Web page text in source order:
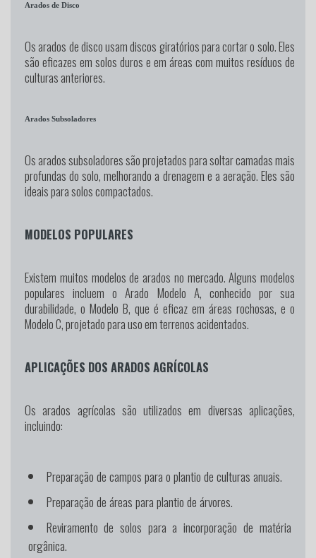
Arados de Disco
Os arados de disco usam discos giratórios para cortar o solo. Eles
são eficazes em solos duros e em áreas com muitos resíduos de
culturas anteriores.
Arados Subsoladores
Os arados subsoladores são projetados para soltar camadas mais
profundas do solo, melhorando a drenagem e a aeração. Eles são
ideais para solos compactados.
MODELOS POPULARES
Existem muitos modelos de arados no mercado. Alguns modelos
populares incluem o Arado Modelo A, conhecido por sua
durabilidade, o Modelo B, que é eficaz em áreas rochosas, e o
Modelo C, projetado para uso em terrenos acidentados.
APLICAÇÕES DOS ARADOS AGRÍCOLAS
Os arados agrícolas são utilizados em diversas aplicações,
incluindo:
Preparação de campos para o plantio de culturas anuais.
Preparação de áreas para plantio de árvores.
Reviramento de solos para a incorporação de matéria
orgânica.